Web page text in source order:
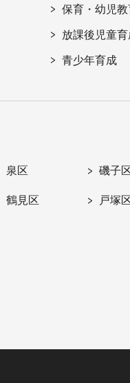
保育・幼児教
放課後児童育
青少年育成
泉区 磯子
鶴見区 戸塚